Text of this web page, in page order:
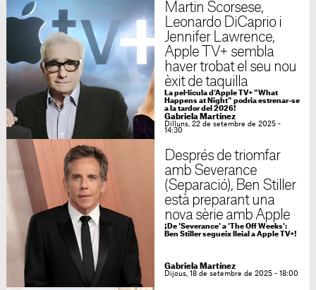
Martin Scorsese,
Leonardo DiCaprio i
Jennifer Lawrence,
Apple TV+ sembla
haver trobat el seu nou
èxit de taquilla
La pel·lícula d'Apple TV+ "What
Happens at Night" podria estrenar-se
a la tardor del 2026!
Gabriela Martínez
Dilluns, 22 de setembre de 2025 -
14:30
Després de triomfar
amb Severance
(Separació), Ben Stiller
està preparant una
nova sèrie amb Apple
¡De 'Severance' a 'The Off Weeks':
Ben Stiller segueix lleial a Apple TV+!
Gabriela Martínez
Dijous, 18 de setembre de 2025 - 18:00